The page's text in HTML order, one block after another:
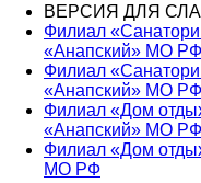
ВЕРСИЯ ДЛЯ
Филиал
«Анапский» МО РФ
Филиал
«Анапский» МО РФ
Филиал «Дом
«Анапский» МО РФ
Филиал «Дом
МО РФ